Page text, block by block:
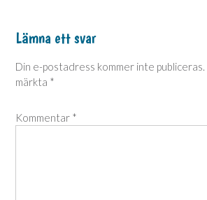
navigation
Lämna ett svar
Din e-postadress kommer inte publiceras.
märkta *
Kommentar *